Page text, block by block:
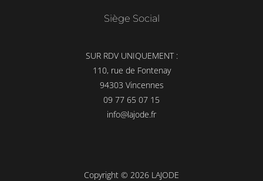
Siège Social
SUR RDV UNIQUEMENT :
110, rue de Fontenay
94303 Vincennes
09 77 65 07 15
info@lajode.fr
Copyright © 2026 LAJODE